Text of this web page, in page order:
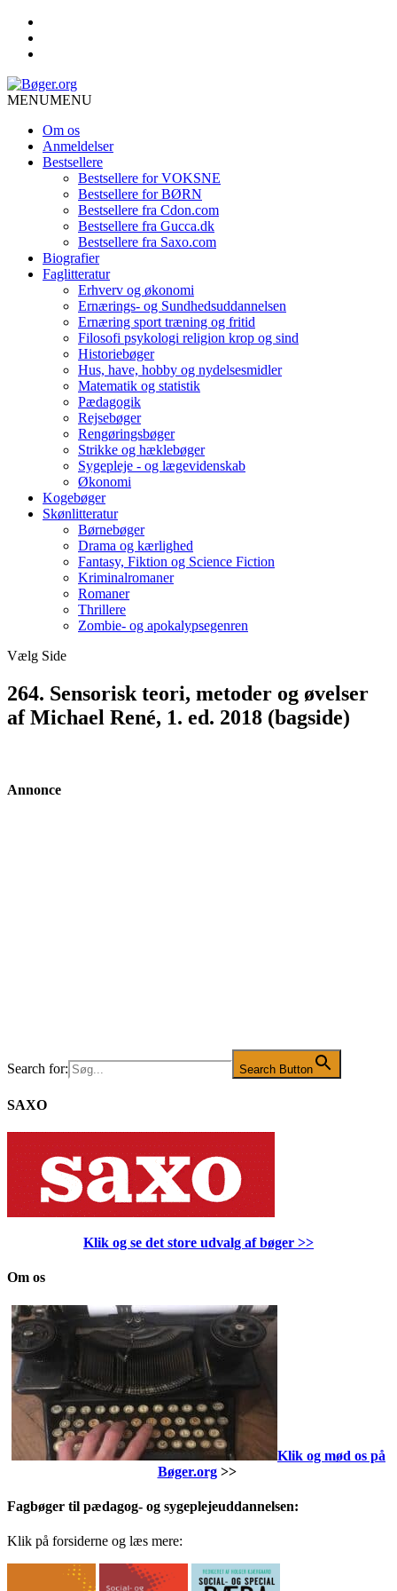
MENUMENU
Om os
Anmeldelser
Bestsellere
Bestsellere for VOKSNE
Bestsellere for BØRN
Bestsellere fra Cdon.com
Bestsellere fra Gucca.dk
Bestsellere fra Saxo.com
Biografier
Faglitteratur
Erhverv og økonomi
Ernærings- og Sundhedsuddannelsen
Ernæring sport træning og fritid
Filosofi psykologi religion krop og sind
Historiebøger
Hus, have, hobby og nydelsesmidler
Matematik og statistik
Pædagogik
Rejsebøger
Rengøringsbøger
Strikke og hæklebøger
Sygepleje - og lægevidenskab
Økonomi
Kogebøger
Skønlitteratur
Børnebøger
Drama og kærlighed
Fantasy, Fiktion og Science Fiction
Kriminalromaner
Romaner
Thrillere
Zombie- og apokalypsegenren
Vælg Side
264. Sensorisk teori, metoder og øvelser
af Michael René, 1. ed. 2018 (bagside)
Annonce
Search for: Search Button
SAXO
Klik og se det store udvalg af bøger >>
Om os
Klik og mød os på
Bøger.org>>
Fagbøger til pædagog- og sygeplejeuddannelsen:
Klik på forsiderne og læs mere: